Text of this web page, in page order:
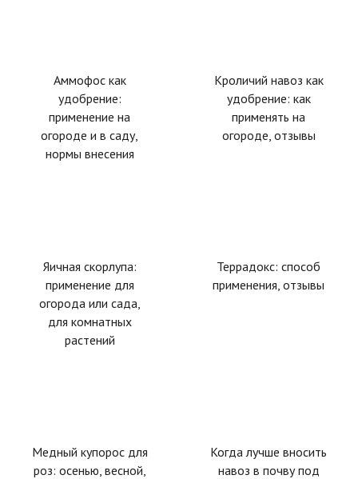
Аммофос как
удобрение:
применение на
огороде и в саду,
нормы внесения
Кроличий навоз как
удобрение: как
применять на
огороде, отзывы
Яичная скорлупа:
применение для
огорода или сада,
для комнатных
растений
Террадокс: способ
применения, отзывы
Медный купорос для
роз: осенью, весной,
Когда лучше вносить
навоз в почву под